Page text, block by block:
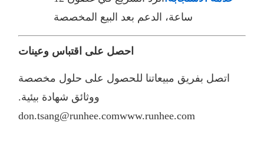
ساعة، الدعم بعد البيع المخصصة
احصل على اقتباس وعينات
اتصل بفريق مبيعاتنا للحصول على حلول مخصصة
ووثائق شهادة بيئية.
don.tsang@runhee.comwww.runhee.com